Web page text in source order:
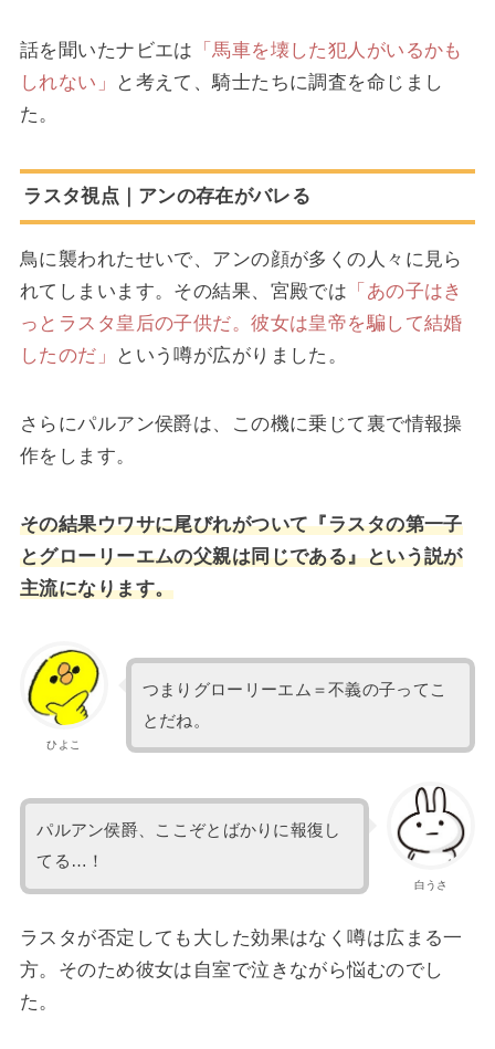
話を聞いたナビエは 「馬車を壊した犯人がいるかも
しれない」
と考えて、騎士たちに調査を命じまし
た。
ラスタ視点｜アンの存在がバレる
鳥に襲われたせいで、アンの顔が多くの人々に見ら
れてしまいます。その結果、宮殿では 「あの子はき
っとラスタ皇后の子供だ。彼女は皇帝を騙して結婚
したのだ」
という噂が広がりました。
さらにパルアン侯爵は、この機に乗じて裏で情報操
作をします。
その結果ウワサに尾びれがついて『ラスタの第一子
とグローリーエムの父親は同じである』という説が
主流になります。
ひよこ
つまりグローリーエム＝不義の子ってこ
とだね。
白うさ
パルアン侯爵、ここぞとばかりに報復し
てる…！
ラスタが否定しても大した効果はなく噂は広まる一
方。そのため彼女は自室で泣きながら悩むのでし
た。